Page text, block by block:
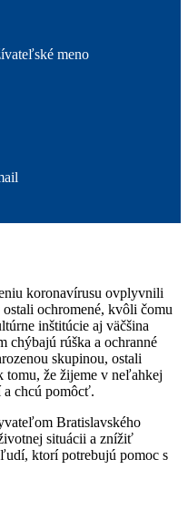
meno
koronavírusu ovplyvnili
ochromené, kvôli čomu
inštitúcie aj väčšina
chýbajú rúška a ochranné
skupinou, ostali
tomu, že žijeme v neľahkej
a chcú pomôcť.
Bratislavského
situácii a znížiť
ktorí potrebujú pomoc s